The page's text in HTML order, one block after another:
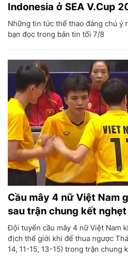
Indonesia ở SEA V.Cup
Những tin tức thể thao đáng chú ý
bạn đọc trong bản tin tối 7/8
Cầu mây 4 nữ Việt Nam
sau trận chung kết
Đội tuyển cầu mây 4 nữ Việt Nam
địch thế giới khi để thua ngược
14, 11-15, 13-15) trong trận chung